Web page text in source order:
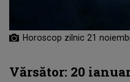
Horoscop zilnic 21
Vărsător: 20